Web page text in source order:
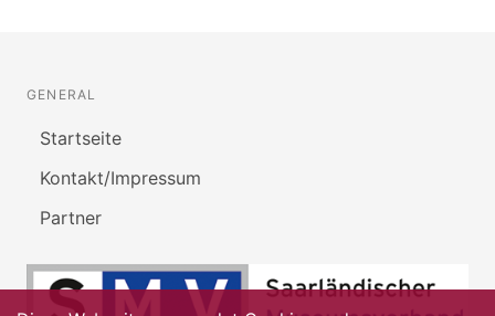
GENERAL
Startseite
Kontakt/Impressum
Partner